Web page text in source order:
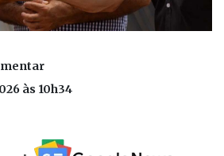
às 10h34